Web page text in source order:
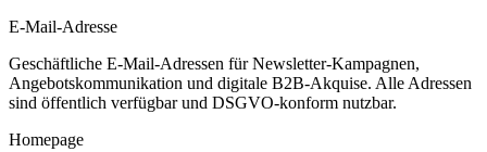
E-Mail-Adresse
Geschäftliche E-Mail-Adressen für Newsletter-Kampagnen,
Angebotskommunikation und digitale B2B-Akquise. Alle Adressen
sind öffentlich verfügbar und DSGVO-konform nutzbar.
Homepage